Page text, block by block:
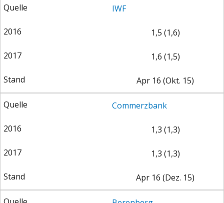
DAS POST-CORONA-
ÖKONOMENSZENE
IWF
1,5 (1,6)
1,6 (1,5)
Apr 16 (Okt. 15)
Commerzbank
1,3 (1,3)
1,3 (1,3)
Apr 16 (Dez. 15)